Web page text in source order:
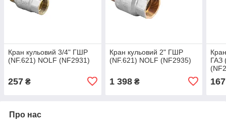
Кран кульовий 3/4" ГШР
(NF.621) NOLF (NF2931)
257 ₴
Кран кульовий 2" ГШР
(NF.621) NOLF (NF2935)
1 398₴
ГАЗ
167
Про нас